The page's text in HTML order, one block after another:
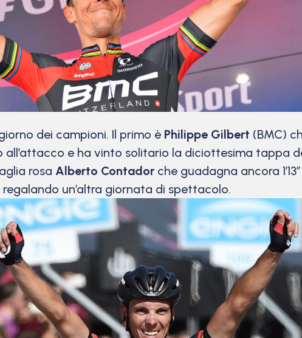
dei campioni. Il primo è Philippe Gilbert (BMC)
all’attacco e ha vinto solitario la diciottesima tappa
rosa Alberto Contador che guadagna ancora
un’altra giornata di spettacolo.